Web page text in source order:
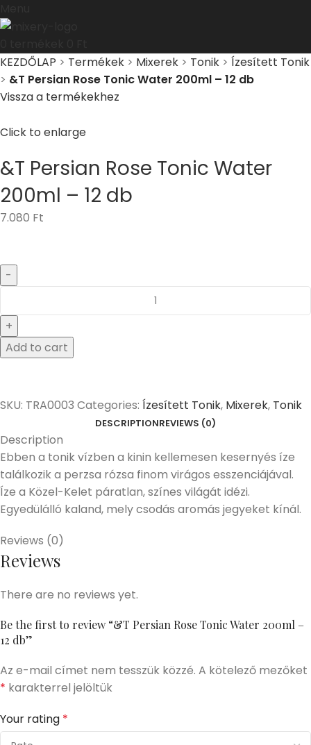
KEZDŐLAP > Termékek > Mixerek > Tonik > Ízesített Tonik
> &T Persian Rose Tonic Water 200ml – 12 db
Vissza a termékekhez
Click to enlarge
&T Persian Rose Tonic Water
200ml – 12 db
7.080 Ft
Add to cart
SKU: TRA0003 Categories: Ízesített Tonik, Mixerek, Tonik
DESCRIPTIONREVIEWS (0)
Description
Ebben a tonik vízben a kinin kellemesen kesernyés íze
találkozik a perzsa rózsa finom virágos esszenciájával.
Íze a Közel-Kelet páratlan, színes világát idézi.
Egyedülálló kaland, mely csodás aromás jegyeket kínál.
Reviews (0)
Reviews
There are no reviews yet.
Be the first to review “&T Persian Rose Tonic Water 200ml –
12 db”
Az e-mail címet nem tesszük közzé. A kötelező mezőket
* karakterrel jelöltük
Your rating *